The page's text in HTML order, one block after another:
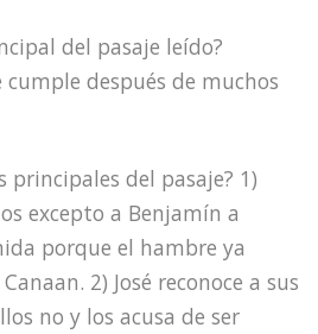
del pasaje leído?
después de muchos
principales del pasaje? 1)
excepto a Benjamín a
porque el hambre ya
2) José reconoce a sus
no y los acusa de ser